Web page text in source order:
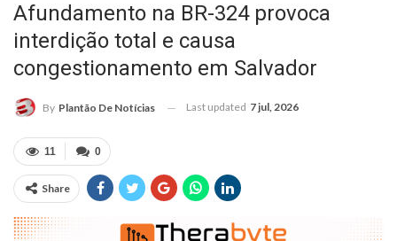
Afundamento na BR-324 provoca
interdição total e causa
congestionamento em Salvador
By Plantão De Notícias Last updated 7 jul, 2026
0
11
Share